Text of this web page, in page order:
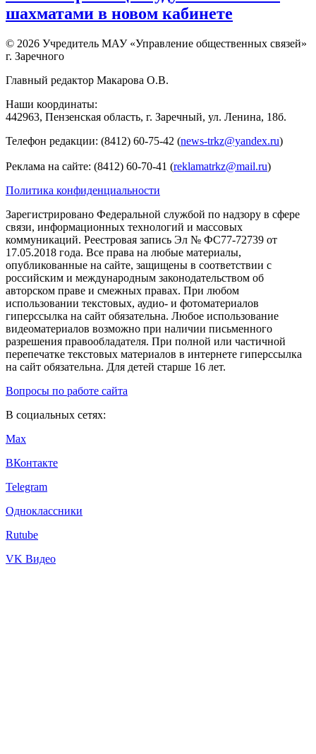
шахматами в новом кабинете
© 2026 Учредитель МАУ «Управление общественных связей»
г. Заречного
Главный редактор Макарова О.В.
Наши координаты:
442963, Пензенская область, г. Заречный, ул. Ленина, 18б.
Телефон редакции: (8412) 60-75-42 (news-trkz@yandex.ru)
Реклама на сайте: (8412) 60-70-41 (reklamatrkz@mail.ru)
Политика конфиденциальности
Зарегистрировано Федеральной службой по надзору в сфере
связи, информационных технологий и массовых
коммуникаций. Реестровая запись Эл № ФС77-72739 от
17.05.2018 года. Все права на любые материалы,
опубликованные на сайте, защищены в соответствии с
российским и международным законодательством об
авторском праве и смежных правах. При любом
использовании текстовых, аудио- и фотоматериалов
гиперссылка на сайт обязательна. Любое использование
видеоматериалов возможно при наличии письменного
разрешения правообладателя. При полной или частичной
перепечатке текстовых материалов в интернете гиперссылка
на сайт обязательна. Для детей старше 16 лет.
Вопросы по работе сайта
В социальных сетях:
Max
ВКонтакте
Telegram
Одноклассники
Rutube
VK Видео